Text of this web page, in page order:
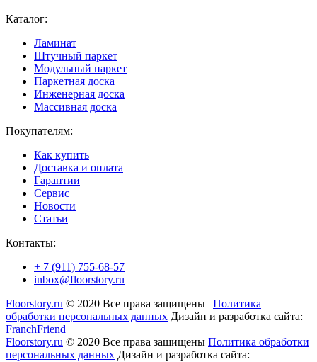
Каталог:
Ламинат
Штучный паркет
Модульный паркет
Паркетная доска
Инженерная доска
Массивная доска
Покупателям:
Как купить
Доставка и оплата
Гарантии
Сервис
Новости
Статьи
Контакты:
+ 7 (911) 755-68-57
inbox@floorstory.ru
Floorstory.ru © 2020 Все права защищены | Политика
обработки персональных данных Дизайн и разработка сайта:
FranchFriend
Floorstory.ru © 2020 Все права защищены Политика обработки
персональных данных Дизайн и разработка сайта: